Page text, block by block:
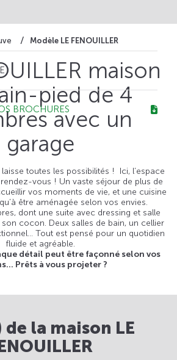
BROCHURES
Modèle LE FENOUILLER
maison
pied de 4
avec un
garage
toutes les possibilités ! Ici, l’espace
vous ! Un vaste séjour de plus de
vos moments de vie, et une cuisine
être aménagée selon vos envies.
dont une suite avec dressing et salle
son cocon. Deux salles de bain, un cellier
Tout est pensé pour un quotidien
fluide et agréable.
détail peut être façonné selon vos
Prêts à vous projeter ?
de la maison LE